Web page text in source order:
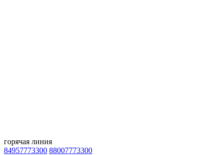
горячая линия
84957773300 88007773300